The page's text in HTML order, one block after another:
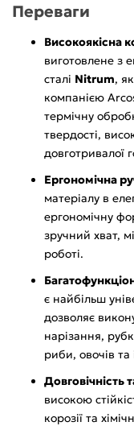
Переваги
Високоякісна
виготовлене з
сталі Nitrum,
компанією
термічну
твердості,
довготривалої
Ергономічна
матеріалу в
ергономічну
зручний хват,
роботі.
є найбільш
дозволяє
нарізання,
риби, овочів та
Довговічність
високою
корозії та